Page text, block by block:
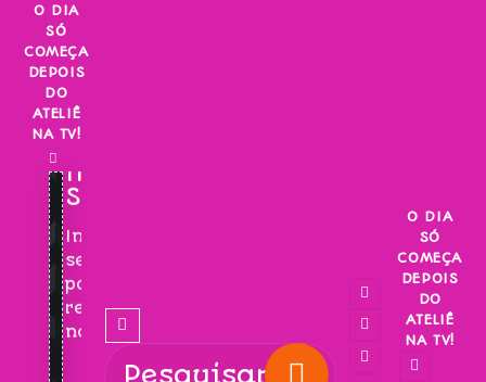
Skip
content
O DIA
SÓ
COMEÇA
DEPOIS
DO
ATELIÊ
NA TV!
INSCREVA-
SE!
Inscreva-
se
para
receber
novidades!
O DIA
SÓ
COMEÇA
DEPOIS
DO
ATELIÊ
NA TV!